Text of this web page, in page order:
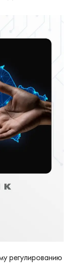
регулированию